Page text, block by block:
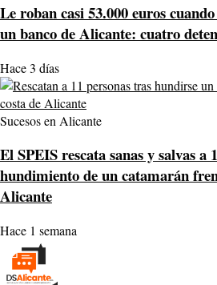
Le roban casi 53.000 euros
un banco de Alicante: cuatro
Hace 3 días
Sucesos en Alicante
El SPEIS rescata sanas y salvas a
hundimiento de un catamarán
Alicante
Hace 1 semana